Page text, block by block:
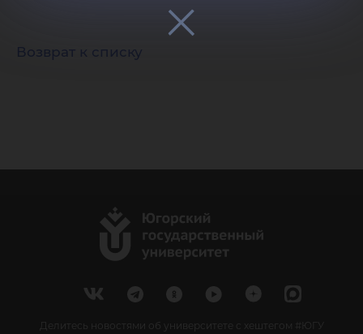
Возврат к списку
Делитесь новостями об университете с хештегом #ЮГУ